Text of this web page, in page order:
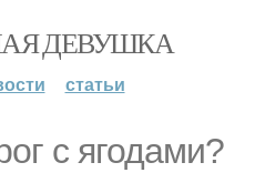
ДЕВУШКА
статьи
с ягодами?